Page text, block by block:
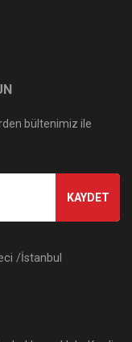
bültenimiz ile
KAYDET
/İstanbul